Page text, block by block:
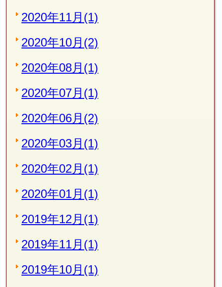
2020年11月(1)
2020年10月(2)
2020年08月(1)
2020年07月(1)
2020年06月(2)
2020年03月(1)
2020年02月(1)
2020年01月(1)
2019年12月(1)
2019年11月(1)
2019年10月(1)